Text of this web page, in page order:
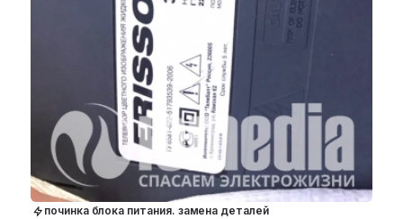
починка блока питания. замена деталей